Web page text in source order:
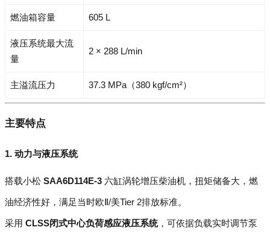
燃油箱容量 605 L
液压系统最大流
量
2 × 288 L/min
主溢流压力 37.3 MPa（380 kgf/cm²）
主要特点
1. 动力与液压系统
搭载小松 SAA6D114E-3 六缸涡轮增压柴油机，扭矩储备大，燃
油经济性好，满足当时欧Ⅱ/美Tier 2排放标准。
采用 CLSS闭式中心负荷感应液压系统，可依据负载实时调节泵